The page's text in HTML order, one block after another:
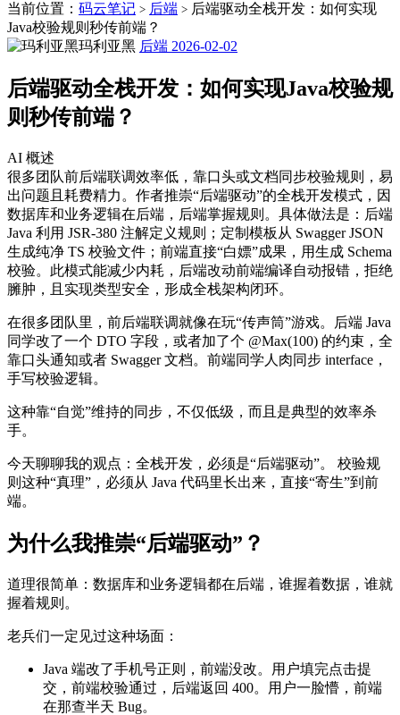
当前位置： 码云笔记 > 后端 > 后端驱动全栈开发：如何实现
Java校验规则秒传前端？
玛利亚黑 后端 2026-02-02
后端驱动全栈开发：如何实现Java校验规
则秒传前端？
AI 概述
很多团队前后端联调效率低，靠口头或文档同步校验规则，易
出问题且耗费精力。作者推崇“后端驱动”的全栈开发模式，因
数据库和业务逻辑在后端，后端掌握规则。具体做法是：后端
Java 利用 JSR-380 注解定义规则；定制模板从 Swagger JSON
生成纯净 TS 校验文件；前端直接“白嫖”成果，用生成 Schema
校验。此模式能减少内耗，后端改动前端编译自动报错，拒绝
臃肿，且实现类型安全，形成全栈架构闭环。
在很多团队里，前后端联调就像在玩“传声筒”游戏。后端 Java
同学改了一个 DTO 字段，或者加了个 @Max(100) 的约束，全
靠口头通知或者 Swagger 文档。前端同学人肉同步 interface，
手写校验逻辑。
这种靠“自觉”维持的同步，不仅低级，而且是典型的效率杀
手。
今天聊聊我的观点：全栈开发，必须是“后端驱动”。 校验规
则这种“真理”，必须从 Java 代码里长出来，直接“寄生”到前
端。
为什么我推崇“后端驱动”？
道理很简单：数据库和业务逻辑都在后端，谁握着数据，谁就
握着规则。
老兵们一定见过这种场面：
Java 端改了手机号正则，前端没改。用户填完点击提
交，前端校验通过，后端返回 400。用户一脸懵，前端
在那查半天 Bug。